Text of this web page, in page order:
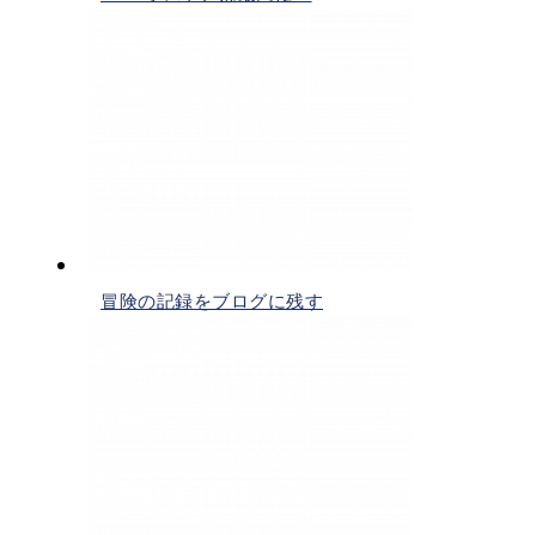
冒険の記録をブログに残す